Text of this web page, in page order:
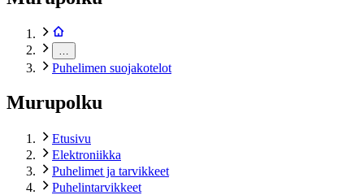
Puhelimen suojakotelot
Murupolku
Etusivu
Elektroniikka
Puhelimet ja tarvikkeet
Puhelintarvikkeet